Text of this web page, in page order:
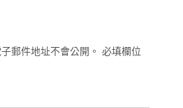
郵件地址不會公開。 必填欄位